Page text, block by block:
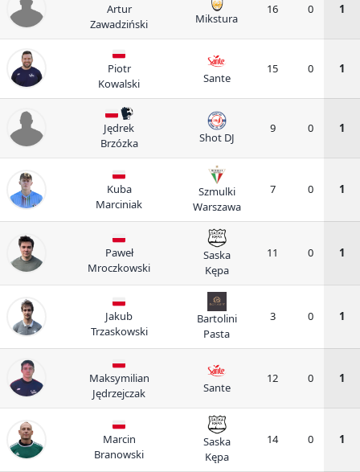
Artur
Zawadziński
Mikstura
16 0 1
Piotr
Kowalski
Sante
15 0 1
Jędrek
Brzózka
Shot DJ
9 0 1
Kuba
Marciniak
Szmulki
Warszawa
7 0 1
Paweł
Mroczkowski
Saska
Kępa
11 0 1
Jakub
Trzaskowski
Bartolini
Pasta
3 0 1
Maksymilian
Jędrzejczak
Sante
12 0 1
Marcin
Branowski
Saska
Kępa
14 0 1